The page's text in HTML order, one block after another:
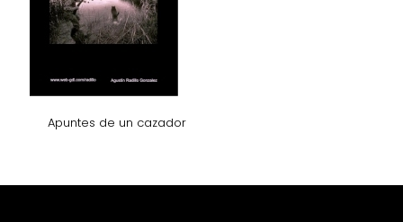
Apuntes de un cazador